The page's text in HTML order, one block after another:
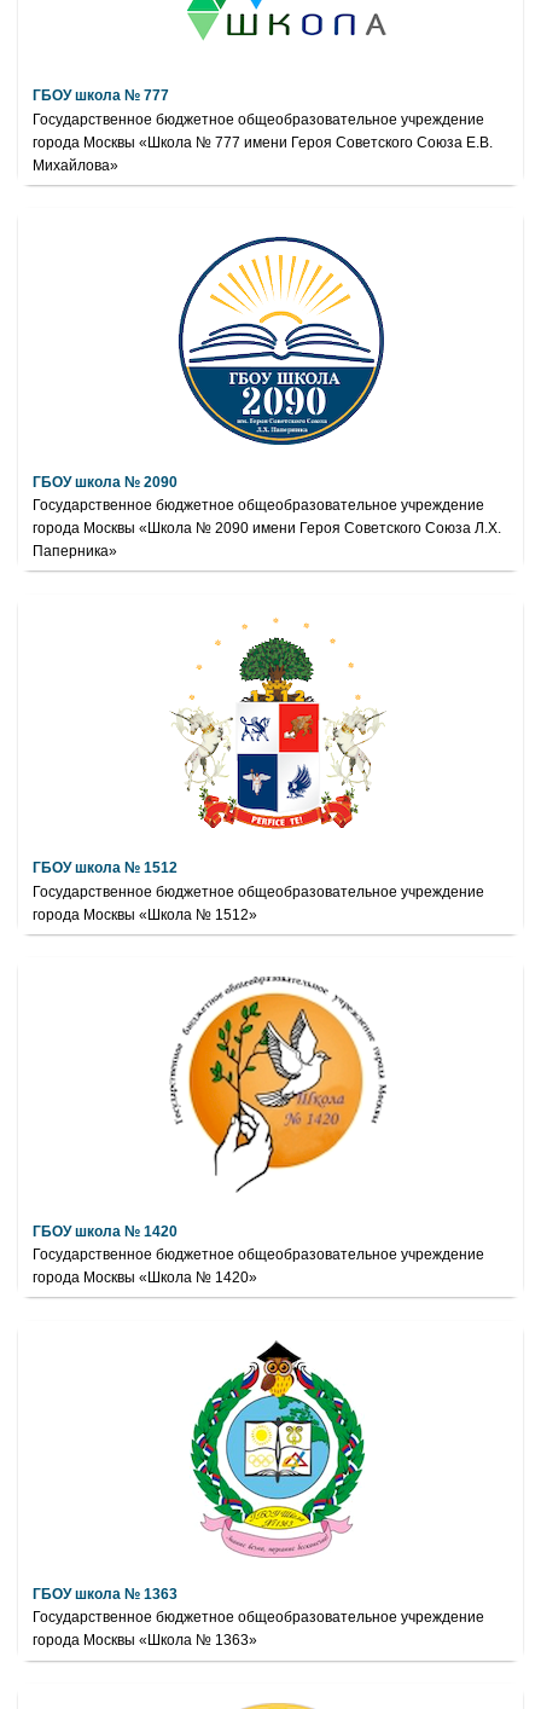
ГБОУ школа № 777
Государственное бюджетное общеобразовательное учреждение
города Москвы «Школа № 777 имени Героя Советского Союза Е.В.
Михайлова»
ГБОУ школа № 2090
Государственное бюджетное общеобразовательное учреждение
города Москвы «Школа № 2090 имени Героя Советского Союза Л.Х.
Паперника»
ГБОУ школа № 1512
Государственное бюджетное общеобразовательное учреждение
города Москвы «Школа № 1512»
ГБОУ школа № 1420
Государственное бюджетное общеобразовательное учреждение
города Москвы «Школа № 1420»
ГБОУ школа № 1363
Государственное бюджетное общеобразовательное учреждение
города Москвы «Школа № 1363»